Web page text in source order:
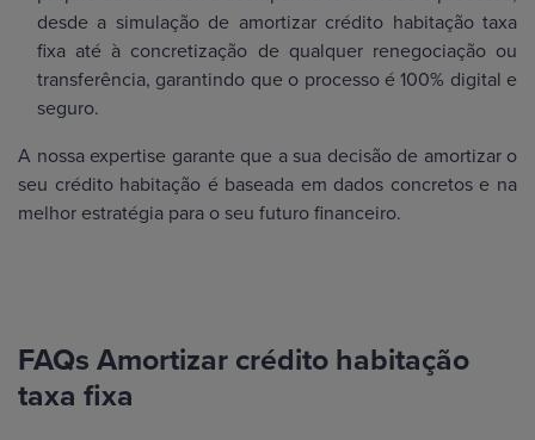
desde a simulação de amortizar crédito habitação taxa
fixa até à concretização de qualquer renegociação ou
transferência, garantindo que o processo é 100% digital e
seguro.
A nossa expertise garante que a sua decisão de amortizar o
seu crédito habitação é baseada em dados concretos e na
melhor estratégia para o seu futuro financeiro.
FAQs Amortizar crédito habitação
taxa fixa